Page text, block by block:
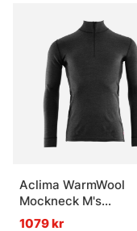
Aclima WarmWool
Mockneck M's
Marengo/Jet Black
1079 kr